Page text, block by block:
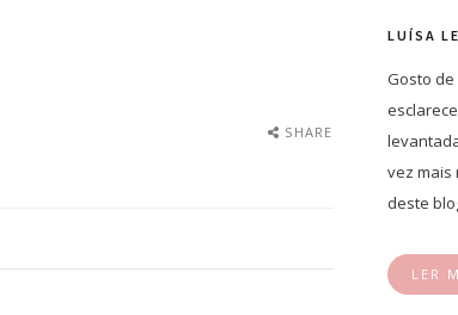
SHARE
LUÍSA
Gosto
vez mais
deste
LER